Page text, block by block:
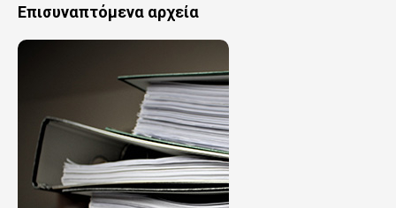
Επισυναπτόμενα αρχεία